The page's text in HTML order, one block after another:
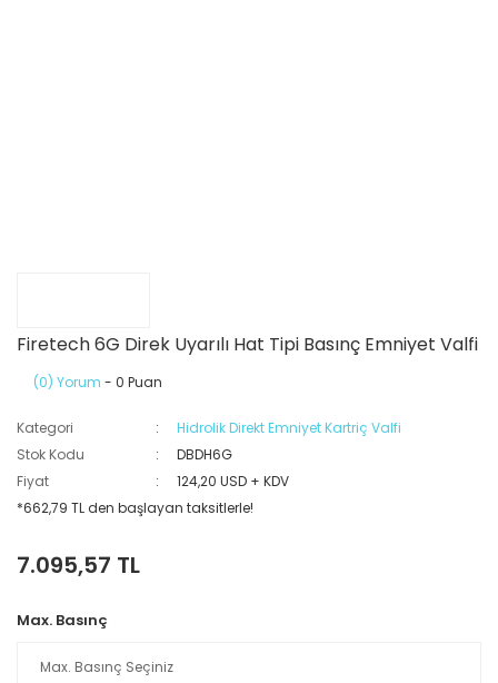
Firetech 6G Direk Uyarılı Hat Tipi Basınç Emniyet Valfi
(0) Yorum - 0 Puan
Kategori
Hidrolik Direkt Emniyet Kartriç Valfi
Stok Kodu
DBDH6G
Fiyat
124,20 USD + KDV
*662,79 TL den başlayan taksitlerle!
7.095,57 TL
Max. Basınç